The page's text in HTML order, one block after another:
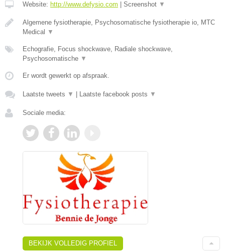
Website: http://www.defysio.com Screenshot ▼
Algemene fysiotherapie, Psychosomatische fysiotherapie io, MTC
Medical
▼
Echografie, Focus shockwave, Radiale shockwave,
Psychosomatische ▼
Er wordt gewerkt op afspraak.
Laatste tweets ▼ Laatste facebook posts ▼
Sociale media:
BEKIJK VOLLEDIG PROFIEL